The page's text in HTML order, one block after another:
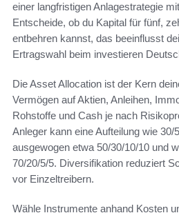
einer langfristigen Anlagestrategie
Entscheide, ob du Kapital für fünf,
entbehren kannst, das beeinflusst
Ertragswahl beim investieren
Die Asset Allocation ist der Kern
Vermögen auf Aktien, Anleihen,
Rohstoffe und Cash je nach
Anleger kann eine Aufteilung wie 30/
ausgewogen etwa 50/30/10/10 und
70/20/5/5. Diversifikation reduziert
vor Einzeltreibern.
Wähle Instrumente anhand Kosten